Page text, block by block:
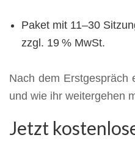
Paket mit 11–30
zzgl. 19 % MwSt.
Nach dem Erstgespräch
und wie ihr weitergehen
Jetzt